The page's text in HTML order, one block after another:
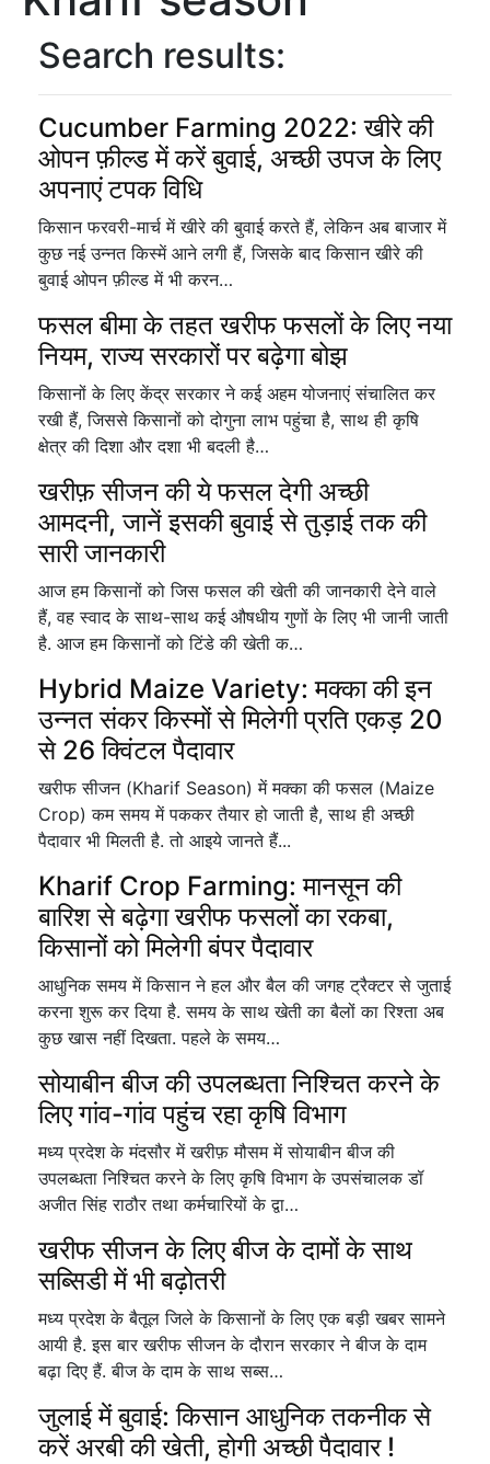
Search results:
Cucumber Farming 2022: खीरे की
ओपन फ़ील्ड में करें बुवाई, अच्छी उपज के लिए
अपनाएं टपक विधि
किसान फरवरी-मार्च में खीरे की बुवाई करते हैं, लेकिन अब बाजार में
कुछ नई उन्नत किस्में आने लगी हैं, जिसके बाद किसान खीरे की
बुवाई ओपन फ़ील्ड में भी करन…
फसल बीमा के तहत खरीफ फसलों के लिए नया
नियम, राज्य सरकारों पर बढ़ेगा बोझ
किसानों के लिए केंद्र सरकार ने कई अहम योजनाएं संचालित कर
रखी हैं, जिससे किसानों को दोगुना लाभ पहुंचा है, साथ ही कृषि
क्षेत्र की दिशा और दशा भी बदली है…
खरीफ़ सीजन की ये फसल देगी अच्छी
आमदनी, जानें इसकी बुवाई से तुड़ाई तक की
सारी जानकारी
आज हम किसानों को जिस फसल की खेती की जानकारी देने वाले
हैं, वह स्वाद के साथ-साथ कई औषधीय गुणों के लिए भी जानी जाती
है. आज हम किसानों को टिंडे की खेती क…
Hybrid Maize Variety: मक्का की इन
उन्नत संकर किस्मों से मिलेगी प्रति एकड़ 20
से 26 क्विंटल पैदावार
खरीफ सीजन (Kharif Season) में मक्का की फसल (Maize
Crop) कम समय में पककर तैयार हो जाती है, साथ ही अच्छी
पैदावार भी मिलती है. तो आइये जानते हैं...
Kharif Crop Farming: मानसून की
बारिश से बढ़ेगा खरीफ फसलों का रकबा,
किसानों को मिलेगी बंपर पैदावार
आधुनिक समय में किसान ने हल और बैल की जगह ट्रैक्टर से जुताई
करना शुरू कर दिया है. समय के साथ खेती का बैलों का रिश्ता अब
कुछ खास नहीं दिखता. पहले के समय…
सोयाबीन बीज की उपलब्धता निश्चित करने के
लिए गांव-गांव पहुंच रहा कृषि विभाग
मध्य प्रदेश के मंदसौर में खरीफ़ मौसम में सोयाबीन बीज की
उपलब्धता निश्चित करने के लिए कृषि विभाग के उपसंचालक डॉ
अजीत सिंह राठौर तथा कर्मचारियों के द्वा…
खरीफ सीजन के लिए बीज के दामों के साथ
सब्सिडी में भी बढ़ोतरी
मध्य प्रदेश के बैतूल जिले के किसानों के लिए एक बड़ी खबर सामने
आयी है. इस बार खरीफ सीजन के दौरान सरकार ने बीज के दाम
बढ़ा दिए हैं. बीज के दाम के साथ सब्स…
जुलाई में बुवाई: किसान आधुनिक तकनीक से
करें अरबी की खेती, होगी अच्छी पैदावार !